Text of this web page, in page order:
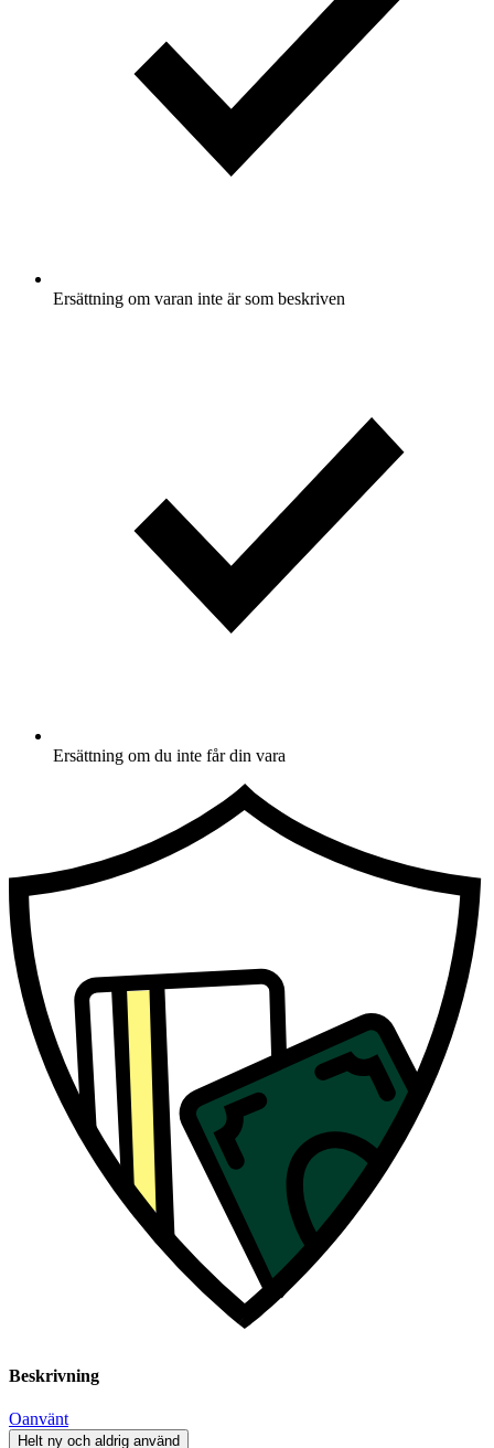
Ersättning om varan inte är som beskriven
Ersättning om du inte får din vara
Beskrivning
Oanvänt
Helt ny och aldrig använd